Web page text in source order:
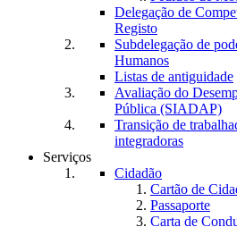
Delegação de
Registo
Subdelegação de
Humanos
Listas de antiguidade
Avaliação do
Pública (SIADAP)
Transição de
integradoras
Serviços
Cidadão
Cartão de
Passaporte
Carta de